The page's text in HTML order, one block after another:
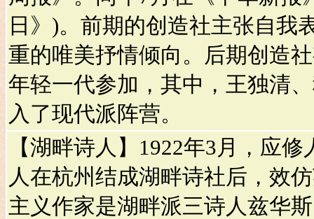
日》)。前期的创造社主张自我
重的唯美抒情倾向。后期创造
年轻一代参加，其中，王独清
入了现代派阵营。
【湖畔诗人】1922年3月，应
人在杭州结成湖畔诗社后，效
主义作家是湖畔派三诗人兹华